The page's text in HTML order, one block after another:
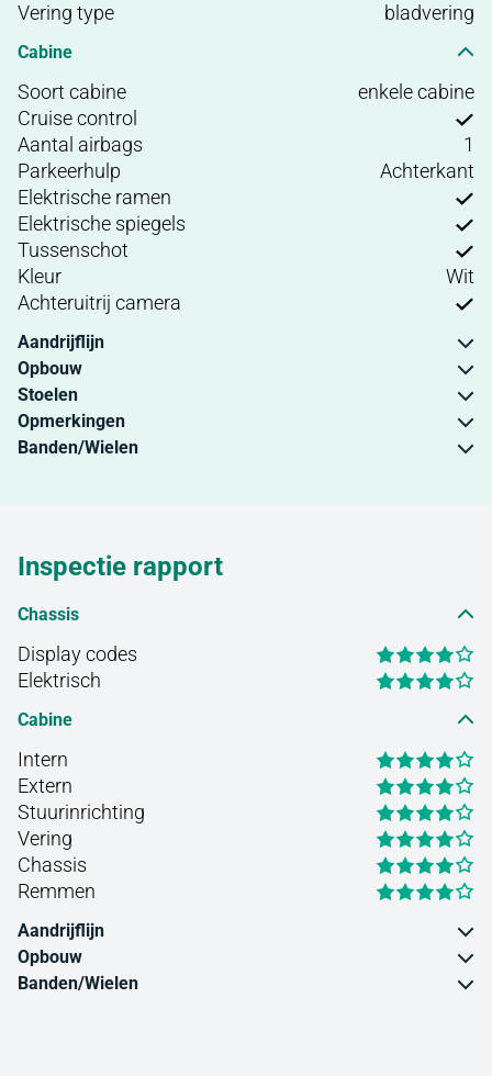
Vering type bladvering
Cabine
Soort cabine
enkele cabine
Cruise control
Aantal airbags
1
Parkeerhulp
Achterkant
Elektrische ramen
Elektrische spiegels
Tussenschot
Kleur
Wit
Achteruitrij camera
Aandrijflijn
Opbouw
Stoelen
Opmerkingen
Banden/Wielen
Inspectie rapport
Chassis
Display codes
Elektrisch
Cabine
Intern
Extern
Stuurinrichting
Vering
Chassis
Remmen
Aandrijflijn
Opbouw
Banden/Wielen